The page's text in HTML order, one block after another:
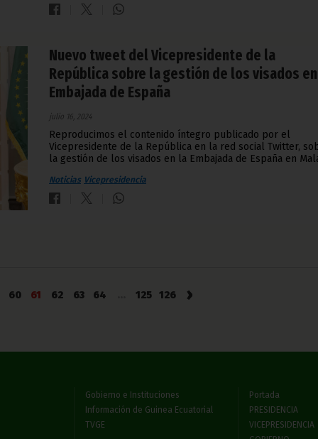
Nuevo tweet del Vicepresidente de la
República sobre la gestión de los visados
Embajada de España
julio 16, 2024
Reproducimos el contenido íntegro publicado por el
Vicepresidente de la República en la red social Twitter,
la gestión de los visados en la Embajada de España en
Noticias Vicepresidencia
60 61 62 63 64 125 126 ›
Gobierno e Instituciones
Información de Guinea Ecuatorial
TVGE
Portada
PRESIDENCIA
VICEPRESIDENCIA